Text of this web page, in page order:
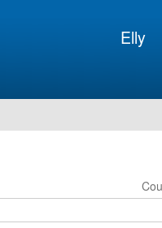
Elly